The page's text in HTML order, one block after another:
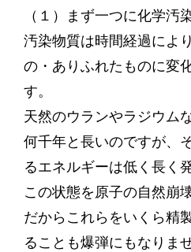
（１）まず一つに化学汚
汚染物質は時間経過によ
の・ありふれたものに変
す。
天然のウランやラジウム
何千年と長いのですが、
るエネルギーは低く長く
この状態を原子の自然崩
だからこれらをいくら精
ることも爆弾にもなりませ